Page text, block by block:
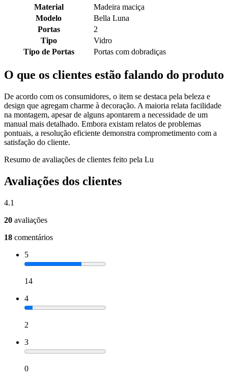
Material
Madeira maciça
Modelo
Bella Luna
Portas
2
Tipo
Vidro
Tipo de Portas
Portas com dobradiças
O que os clientes estão falando do produto
De acordo com os consumidores, o item se destaca pela beleza e
design que agregam charme à decoração. A maioria relata facilidade
na montagem, apesar de alguns apontarem a necessidade de um
manual mais detalhado. Embora existam relatos de problemas
pontuais, a resolução eficiente demonstra comprometimento com a
satisfação do cliente.
Resumo de avaliações de clientes feito pela Lu
Avaliações dos clientes
4.1
20 avaliações
18 comentários
5
14
4
2
3
0